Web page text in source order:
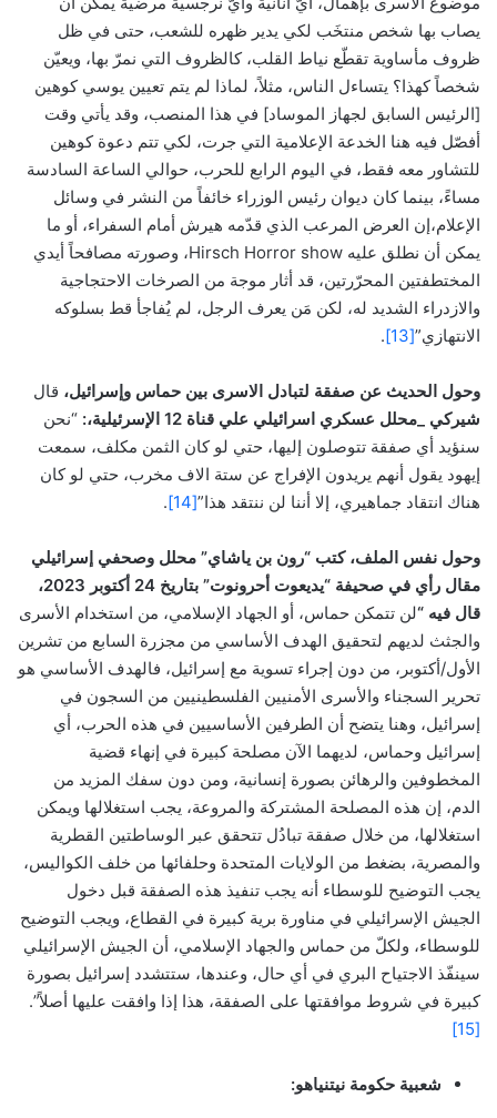
يصاب بها شخص منتخَب لكي يدير ظهره للشعب، حتى في ظل
ظروف مأساوية تقطّع نياط القلب، كالظروف التي نمرّ بها، ويعيّن
شخصاً كهذا؟ يتساءل الناس، مثلاً، لماذا لم يتم تعيين يوسي كوهين
[الرئيس السابق لجهاز الموساد] في هذا المنصب، وقد يأتي وقت
أفصّل فيه هنا الخدعة الإعلامية التي جرت، لكي تتم دعوة كوهين
للتشاور معه فقط، في اليوم الرابع للحرب، حوالي الساعة السادسة
مساءً، بينما كان ديوان رئيس الوزراء خائفاً من النشر في وسائل
الإعلام،إن العرض المرعب الذي قدّمه هيرش أمام السفراء، أو ما
يمكن أن نطلق عليه Hirsch Horror show، وصورته مصافحاً أيدي
المختطفتين المحرّرتين، قد أثار موجة من الصرخات الاحتجاجية
والازدراء الشديد له، لكن مَن يعرف الرجل، لم يُفاجأ قط بسلوكه
الانتهازي”[13]
.
وحول الحديث عن صفقة لتبادل الاسرى بين حماس وإسرائيل، قال
شيركي _محلل عسكري اسرائيلي علي قناة 12 الإسرئيلية،:
“نحن
سنؤيد أي صفقة تتوصلون إليها، حتي لو كان الثمن مكلف، سمعت
إيهود يقول أنهم يريدون الإفراج عن ستة الاف مخرب، حتي لو كان
هناك انتقاد جماهيري، إلا أننا لن ننتقد هذا”[14]
.
وحول نفس الملف، كتب “رون بن ياشاي” محلل وصحفي إسرائيلي
مقال رأي في صحيفة “يديعوت أحرونوت” بتاريخ 24 أكتوبر 2023،
قال فيه “لن تتمكن حماس، أو الجهاد الإسلامي، من استخدام الأسرى
والجثث لديهم لتحقيق الهدف الأساسي من مجزرة السابع من تشرين
الأول/أكتوبر، من دون إجراء تسوية مع إسرائيل، فالهدف الأساسي هو
تحرير السجناء والأسرى الأمنيين الفلسطينيين من السجون في
إسرائيل، وهنا يتضح أن الطرفين الأساسيين في هذه الحرب، أي
إسرائيل وحماس، لديهما الآن مصلحة كبيرة في إنهاء قضية
المخطوفين والرهائن بصورة إنسانية، ومن دون سفك المزيد من
الدم، إن هذه المصلحة المشتركة والمروعة، يجب استغلالها ويمكن
استغلالها، من خلال صفقة تبادُل تتحقق عبر الوساطتين القطرية
والمصرية، بضغط من الولايات المتحدة وحلفائها من خلف الكواليس،
يجب التوضيح للوسطاء أنه يجب تنفيذ هذه الصفقة قبل دخول
الجيش الإسرائيلي في مناورة برية كبيرة في القطاع، ويجب التوضيح
للوسطاء، ولكلّ من حماس والجهاد الإسلامي، أن الجيش الإسرائيلي
سينفّذ الاجتياح البري في أي حال، وعندها، ستتشدد إسرائيل بصورة
كبيرة في شروط موافقتها على الصفقة، هذا إذا وافقت عليها أصلاً”.
[15]
شعبية حكومة نيتنياهو: